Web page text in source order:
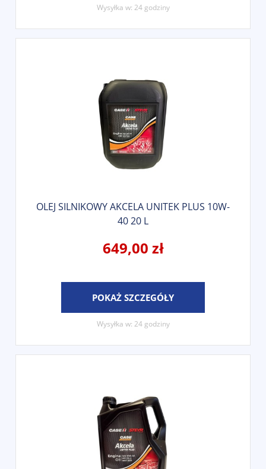
Wysyłka w: 24 godziny
OLEJ SILNIKOWY AKCELA UNITEK PLUS 10W-
40 20 L
649,00 zł
POKAŻ SZCZEGÓŁY
Wysyłka w: 24 godziny